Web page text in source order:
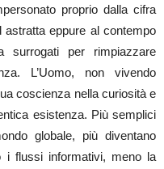
proprio dalla cifra
astratta eppure al contempo
per rimpiazzare
L’Uomo, non vivendo
coscienza nella curiosità e
esistenza. Più semplici
globale, più diventano
i flussi informativi, meno la